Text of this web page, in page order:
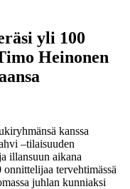
yli 100
Heinonen
kanssa
–tilaisuuden
illansuun aikana
tervehtimässä
juhlan kunniaksi